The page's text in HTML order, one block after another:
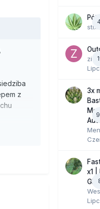
z
wpadł
3x
x1 |